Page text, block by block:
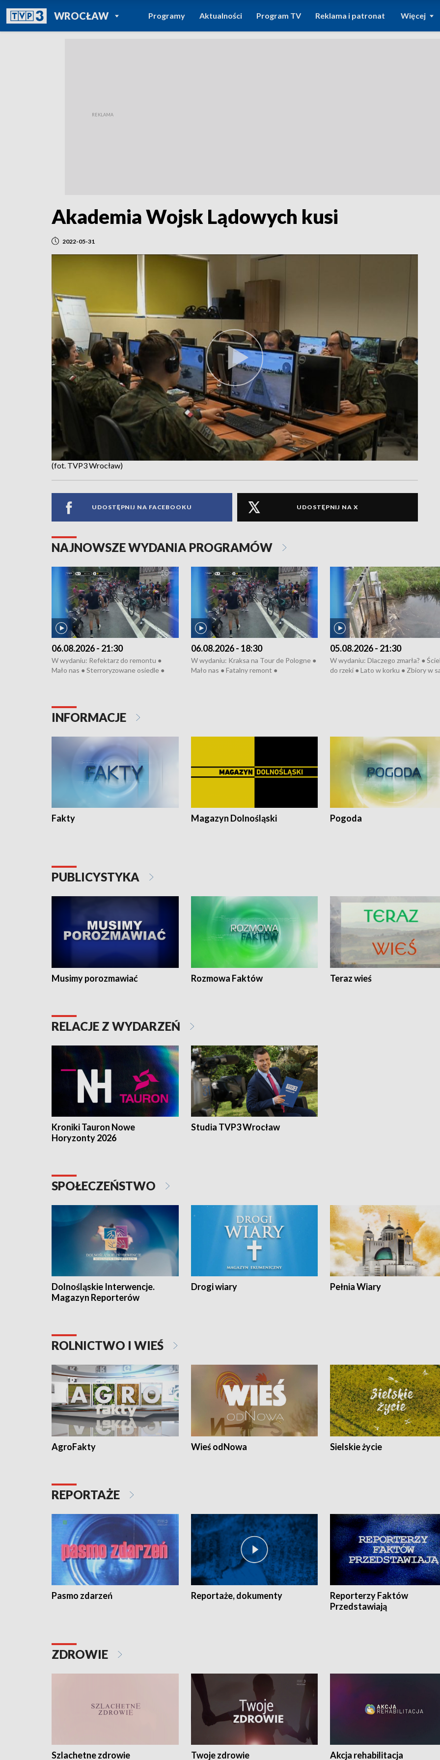
WROCŁAWPOWRÓT DO
TVP REGIONY
Programy Aktualności Program TV Reklama i patronat Więcej
Akademia Wojsk Lądowych kusi
2022-05-31
(fot. TVP3 Wrocław)
UDOSTĘPNIJ NA FACEBOOKU UDOSTĘPNIJ NA X
NAJNOWSZE WYDANIA PROGRAMÓW
06.08.2026 - 21:30
W wydaniu: Refektarz do remontu ●
Mało nas ● Sterroryzowane osiedle ●
Pologne
06.08.2026 - 18:30
W wydaniu: Kraksa na Tour de Pologne ●
Mało nas ● Fatalny remont ●
05.08.2026 - 21:30
W wydaniu: Dlaczego zmarła? ●
do rzeki ● Lato w korku ● Zbiory w
INFORMACJE
Fakty Magazyn Dolnośląski Pogoda
PUBLICYSTYKA
Musimy porozmawiać Rozmowa Faktów Teraz wieś
RELACJE Z WYDARZEŃ
Kroniki Tauron Nowe
Horyzonty 2026
Studia TVP3 Wrocław
SPOŁECZEŃSTWO
Dolnośląskie Interwencje.
Magazyn Reporterów
Drogi wiary Pełnia Wiary
ROLNICTWO I WIEŚ
AgroFakty Wieś odNowa Sielskie życie
REPORTAŻE
Pasmo zdarzeń Reportaże, dokumenty
Reporterzy Faktów
Przedstawiają
ZDROWIE
Szlachetne zdrowie Twoje zdrowie Akcja rehabilitacja